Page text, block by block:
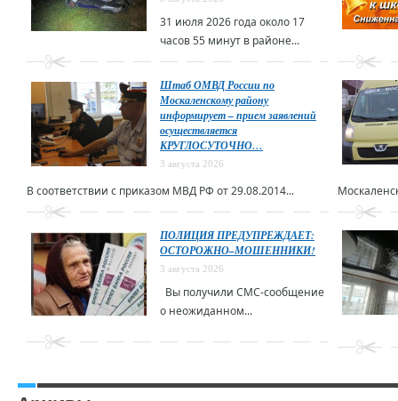
31 июля 2026 года около 17
часов 55 минут в районе...
Штаб ОМВД России по
Москаленскому району
информирует – прием заявлений
осуществляется
КРУГЛОСУТОЧНО…
3 августа 2026
В соответствии с приказом МВД РФ от 29.08.2014...
ПОЛИЦИЯ ПРЕДУПРЕЖДАЕТ:
ОСТОРОЖНО–МОШЕННИКИ!
3 августа 2026
Вы получили СМС-сообщение
о неожиданном...